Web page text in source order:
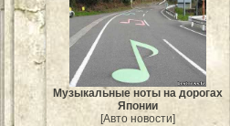
Музыкальные ноты на дорогах
Японии
[Авто новости]